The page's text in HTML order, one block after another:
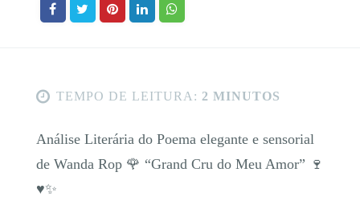
TEMPO DE LEITURA: 2 MINUTOS
Análise Literária do Poema elegante e sensorial
de Wanda Rop 🌹 “Grand Cru do Meu Amor” 🍷
♥️✨